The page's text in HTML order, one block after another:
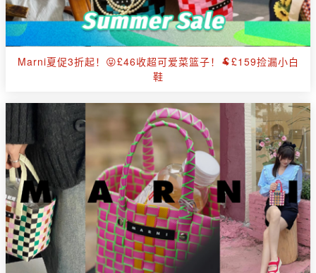
Marni夏促3折起！😝£46收超可爱菜篮子！🐏£159捡漏小白
鞋